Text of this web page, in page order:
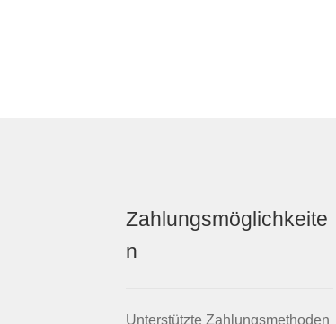
Zahlungsmöglichkeite
n
Unterstützte Zahlungsmethoden